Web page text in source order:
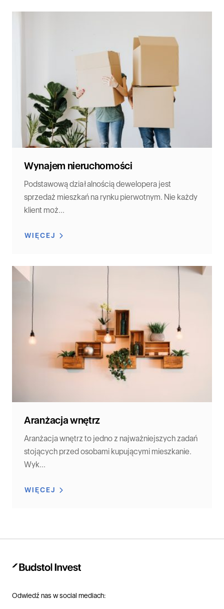
Wynajem nieruchomości
Podstawową działalnością dewelopera jest
sprzedaż mieszkań na rynku pierwotnym. Nie każdy
klient moż...
WIĘCEJ
Aranżacja wnętrz
Aranżacja wnętrz to jedno z najważniejszych zadań
stojących przed osobami kupującymi mieszkanie.
Wyk...
WIĘCEJ
Odwiedź nas w social mediach: